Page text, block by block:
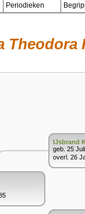
Periodieken
Theodora
IJsbrand
geb. 25
overl. 26